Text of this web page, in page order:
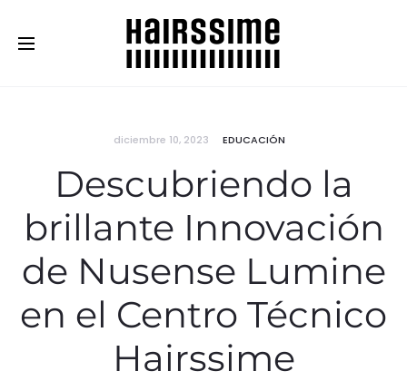
diciembre 10, 2023 EDUCACIÓN
Descubriendo la
brillante Innovación
de Nusense Lumine
en el Centro Técnico
Hairssime